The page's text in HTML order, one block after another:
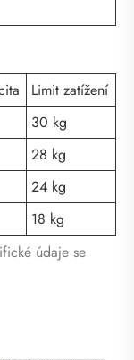
Limit zatížení
30 kg
28 kg
24 kg
18 kg
údaje se